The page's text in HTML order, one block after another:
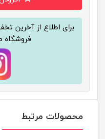
برای اطلاع از آخرین
فروشگاه
محصولات مرتبط